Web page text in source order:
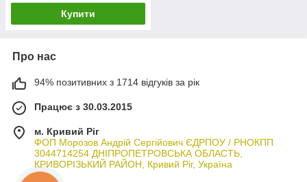
Купити
Про нас
94% позитивних з 1714 відгуків за рік
Працює з 30.03.2015
м. Кривий Ріг
ФОП Морозов Андрій Сергійович ЄДРПОУ / РНОКПП
3044714254 ДНІПРОПЕТРОВСЬКА ОБЛАСТЬ,
КРИВОРІЗЬКИЙ РАЙОН, Кривий Ріг, Україна